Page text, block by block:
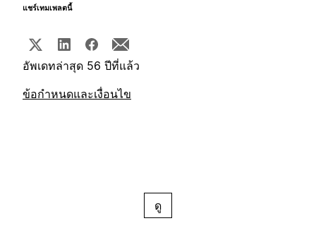
แชร์เทมเพลตนี้
อัพเดทล่าสุด 56 ปีที่แล้ว
ข้อกำหนดและเงื่อนไข
ดู